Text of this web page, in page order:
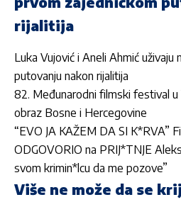
rijalitija
Luka Vujović i Aneli Ahmić uživaju
putovanju nakon rijalitija
82. Međunarodni filmski festival
obraz Bosne i Hercegovine
“EVO JA KAŽEM DA SI K*RVA”
ODGOVORIO na PRIJ*TNJE
svom krimin*lcu da me pozove”
Više ne može da se